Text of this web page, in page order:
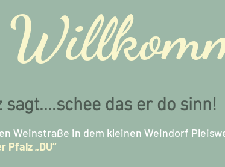
das er do sinn!
Weinstraße in dem kleinen Weindorf
Pfalz „DU“